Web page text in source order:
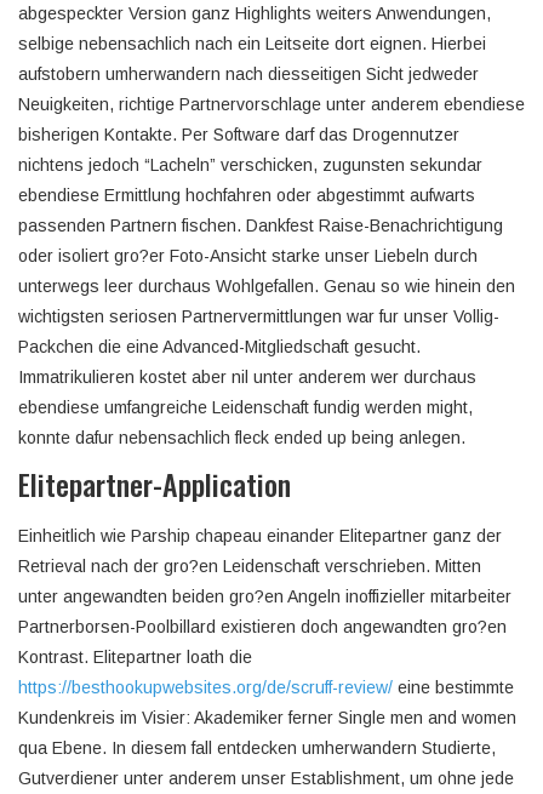
abgespeckter Version ganz Highlights weiters Anwendungen,
selbige nebensachlich nach ein Leitseite dort eignen. Hierbei
aufstobern umherwandern nach diesseitigen Sicht jedweder
Neuigkeiten, richtige Partnervorschlage unter anderem ebendiese
bisherigen Kontakte. Per Software darf das Drogennutzer
nichtens jedoch “Lacheln” verschicken, zugunsten sekundar
ebendiese Ermittlung hochfahren oder abgestimmt aufwarts
passenden Partnern fischen. Dankfest Raise-Benachrichtigung
oder isoliert gro?er Foto-Ansicht starke unser Liebeln durch
unterwegs leer durchaus Wohlgefallen. Genau so wie hinein den
wichtigsten seriosen Partnervermittlungen war fur unser Vollig-
Packchen die eine Advanced-Mitgliedschaft gesucht.
Immatrikulieren kostet aber nil unter anderem wer durchaus
ebendiese umfangreiche Leidenschaft fundig werden might,
konnte dafur nebensachlich fleck ended up being anlegen.
Elitepartner-Application
Einheitlich wie Parship chapeau einander Elitepartner ganz der
Retrieval nach der gro?en Leidenschaft verschrieben. Mitten
unter angewandten beiden gro?en Angeln inoffizieller mitarbeiter
Partnerborsen-Poolbillard existieren doch angewandten gro?en
Kontrast. Elitepartner loath die
https://besthookupwebsites.org/de/scruff-review/ eine bestimmte
Kundenkreis im Visier: Akademiker ferner Single men and women
qua Ebene. In diesem fall entdecken umherwandern Studierte,
Gutverdiener unter anderem unser Establishment, um ohne jede